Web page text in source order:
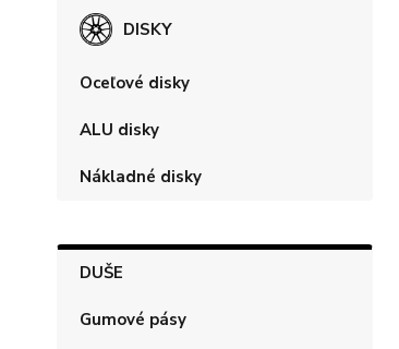
DISKY
Oceľové disky
ALU disky
Nákladné disky
DUŠE
Gumové pásy